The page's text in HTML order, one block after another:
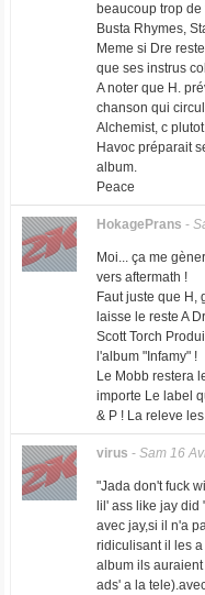
beaucoup trop
Busta Rhymes,
Meme si Dre
que ses instrus
A noter que H.
chanson qui
Alchemist, c
Havoc préparait
album.
Peace
HokagePrans -
Moi... ça me
vers aftermath !
Faut juste que H,
laisse le reste A
Scott Torch
l'album "Infamy" !
Le Mobb restera
importe Le label
& P ! La releve
virus - Sam 16
"Jada don't fuck
lil' ass like jay did
avec jay,si il n'a
ridiculisant il les
album ils
ads' a la